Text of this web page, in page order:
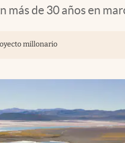
de 30 años en
millonario